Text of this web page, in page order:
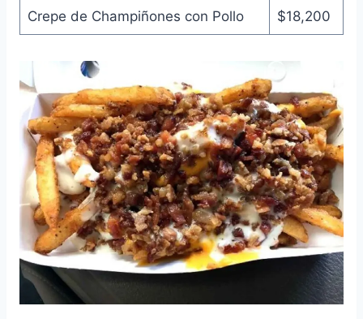
Crepe de Champiñones con Pollo $18,200